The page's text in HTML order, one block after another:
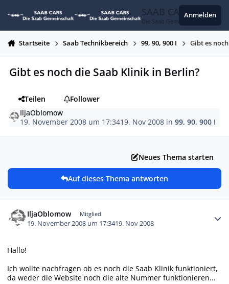
SAAB CARS
Die Saab Gemeinschaft
Anmelden
Startseite Saab Technikbereich 99, 90, 900 I Gibt es
Gibt es noch die Saab Klinik in Berlin?
Teilen
Follower
IljaOblomow
19. November 2008 um 17:3419. Nov 2008 in99, 90, 900 I
Neues Thema starten
Auf dieses Thema antworten
IljaOblomow Mitglied
19. November 2008 um 17:3419. Nov 2008
Hallo!
Ich wollte nachfragen ob es noch die Saab Klinik funktioniert,
da weder die Website noch die alte Nummer funktionieren...